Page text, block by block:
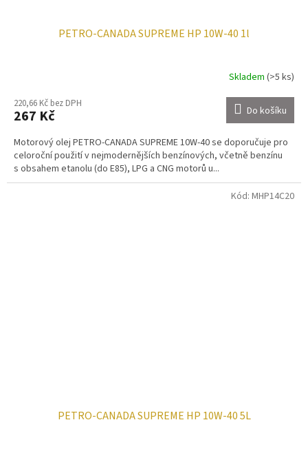
PETRO-CANADA SUPREME HP 10W-40 1l
Skladem (>5 ks)
220,66 Kč bez DPH
267 Kč Do košíku
Motorový olej PETRO-CANADA SUPREME 10W-40 se doporučuje pro
celoroční použití v nejmodernějších benzínových, včetně benzínu
s obsahem etanolu (do E85), LPG a CNG motorů u...
PETRO-CANADA SUPREME HP 10W-40 5L
Kód: MHP14C20